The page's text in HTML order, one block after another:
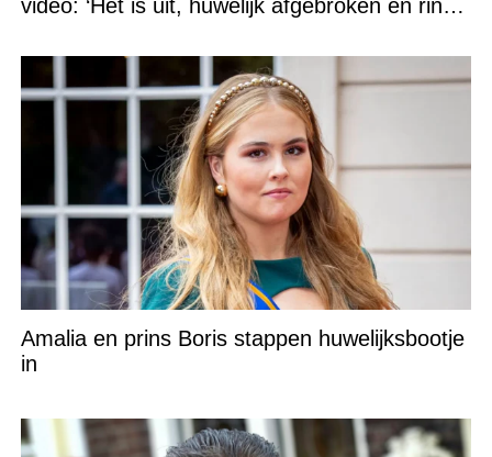
video: ‘Het is uit, huwelijk afgebroken en ring
Amalia en prins Boris stappen huwelijksbootje
in